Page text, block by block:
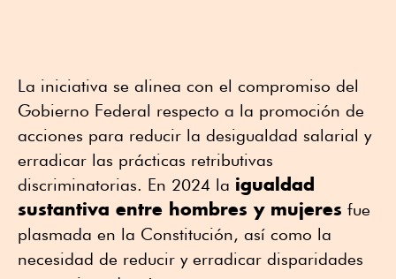
La iniciativa se alinea con el compromiso del
Gobierno Federal respecto a la promoción de
acciones para reducir la desigualdad salarial y
erradicar las prácticas retributivas
discriminatorias. En 2024 la igualdad
sustantiva entre hombres y mujeres fue
plasmada en la Constitución, así como la
necesidad de reducir y erradicar disparidades